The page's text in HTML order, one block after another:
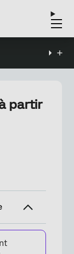
partir
partir de